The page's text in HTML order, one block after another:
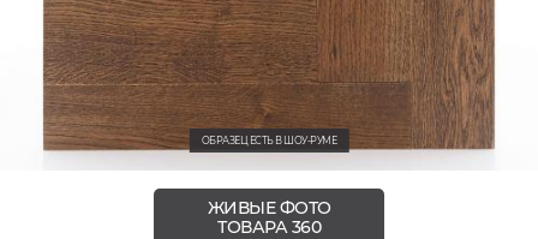
ОБРАЗЕЦ ЕСТЬ В ШОУ-РУМЕ
ЖИВЫЕ ФОТО
ТОВАРА 360